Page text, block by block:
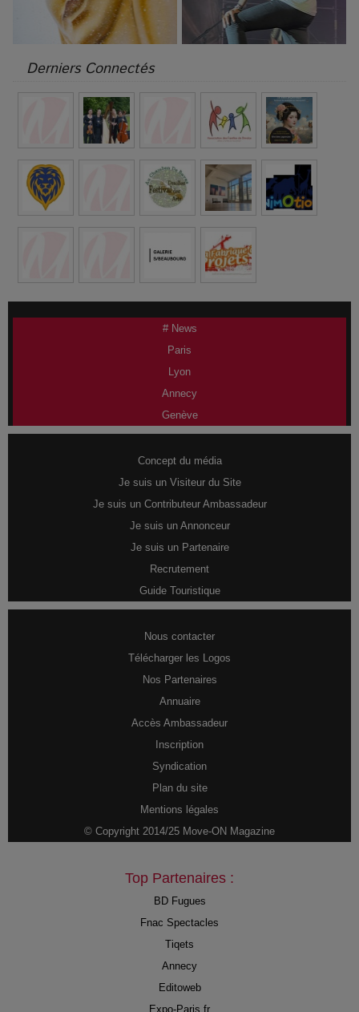
Derniers Connectés
# News
Paris
Lyon
Annecy
Genève
Concept du média
Je suis un Visiteur du Site
Je suis un Contributeur Ambassadeur
Je suis un Annonceur
Je suis un Partenaire
Recrutement
Guide Touristique
Nous contacter
Télécharger les Logos
Nos Partenaires
Annuaire
Accès Ambassadeur
Inscription
Syndication
Plan du site
Mentions légales
© Copyright 2014/25 Move-ON Magazine
Top Partenaires :
BD Fugues
Fnac Spectacles
Tiqets
Annecy
Editoweb
Expo-Paris.fr